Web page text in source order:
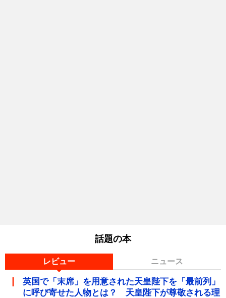
話題の本
レビュー ニュース
英国で「末席」を用意された天皇陛下を「最前列」
に呼び寄せた人物とは？ 天皇陛下が尊敬される理